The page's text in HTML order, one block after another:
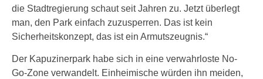
die Stadtregierung schaut seit Jahren zu. Jetzt überlegt
man, den Park einfach zuzusperren. Das ist kein
Sicherheitskonzept, das ist ein Armutszeugnis.“
Der Kapuzinerpark habe sich in eine verwahrloste No-
Go-Zone verwandelt. Einheimische würden ihn meiden,